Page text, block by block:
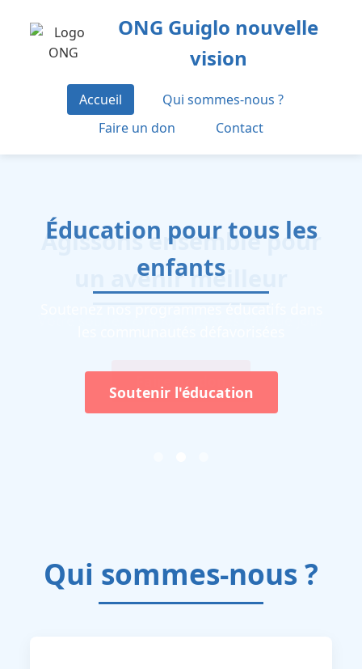
ONG Guiglo nouvelle
vision
Accueil
Qui sommes-nous ?
Faire un don
Contact
Éducation pour tous les
enfants
Soutenez nos programmes éducatifs dans
Soutenir l'éducation
Qui sommes-nous ?